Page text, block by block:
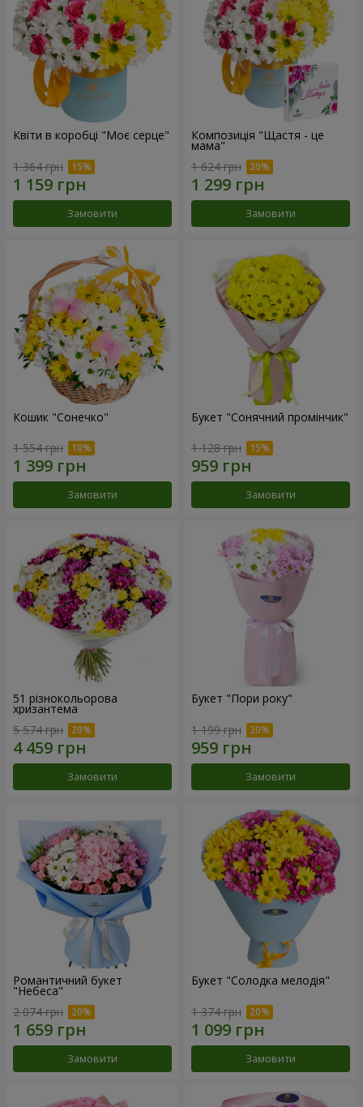
Квіти в коробці "Моє серце"
1 364 грн
Замовити
Композиція "Щастя - це
мама"
1 624 грн
Замовити
Кошик "Сонечко"
1 554 грн
Замовити
Букет "Сонячний промінчик"
1 128 грн
Замовити
51 різнокольорова
хризантема
5 574 грн
Замовити
Букет "Пори року"
1 199 грн
Замовити
Романтичний букет
"Небеса"
2 074 грн
Замовити
Букет "Солодка мелодія"
1 374 грн
Замовити